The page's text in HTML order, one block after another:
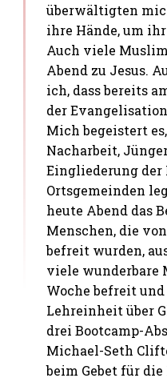
überwältigten
ihre Hände, um
Auch viele
Abend zu Jesus.
ich, dass bereits
der
Mich begeistert
Nacharbeit,
Eingliederung der
Ortsgemeinden
heute Abend das
Menschen, die
befreit wurden,
viele wunderbare
Woche befreit
Lehreinheit über
drei Bootcamp-
Michael-Seth
beim Gebet für